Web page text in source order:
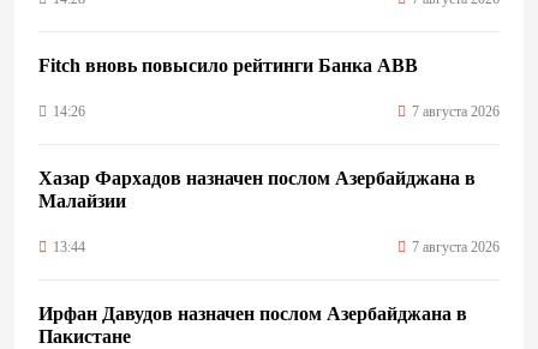
Fitch вновь повысило рейтинги Банка ABB
14:26 7 августа 2026
Хазар Фархадов назначен послом Азербайджана в
Малайзии
13:44 7 августа 2026
Ирфан Давудов назначен послом Азербайджана в
Пакистане